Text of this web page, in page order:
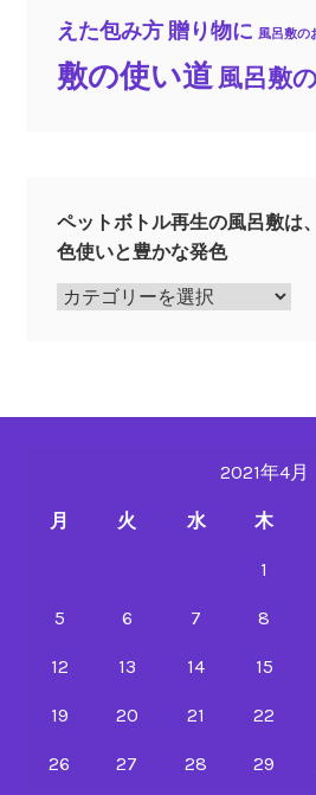
えた包み方贈り物に 風呂敷の
敷の使い道 風呂敷
ペットボトル再生の風呂敷は
色使いと豊かな発色
ペ
ト
の
敷
染
め
げ
2021年4月
月 火 水 木
1
5 6 7 8
12 13 14 15
19 20 21 22
26 27 28 29